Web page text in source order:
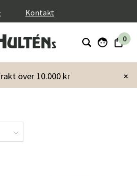
Kontakt
0
×
över 10.000 kr
Ethnicraft Ethnicraft Puffar